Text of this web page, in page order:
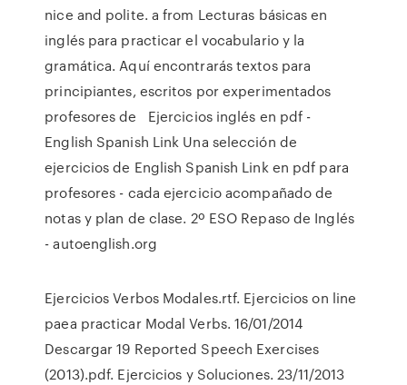
nice and polite. a from Lecturas básicas en
inglés para practicar el vocabulario y la
gramática. Aquí encontrarás textos para
principiantes, escritos por experimentados
profesores de Ejercicios inglés en pdf -
English Spanish Link Una selección de
ejercicios de English Spanish Link en pdf para
profesores - cada ejercicio acompañado de
notas y plan de clase. 2º ESO Repaso de Inglés
- autoenglish.org
Ejercicios Verbos Modales.rtf. Ejercicios on line
paea practicar Modal Verbs. 16/01/2014
Descargar 19 Reported Speech Exercises
(2013).pdf. Ejercicios y Soluciones. 23/11/2013